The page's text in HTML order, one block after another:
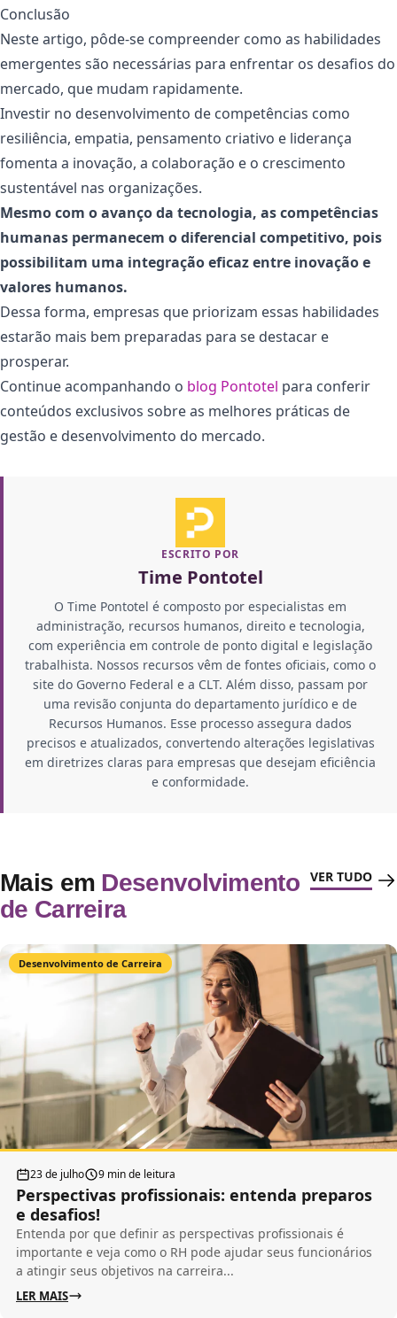
Conclusão
Neste artigo, pôde-se compreender como as habilidades
emergentes são necessárias para enfrentar os desafios do
mercado, que mudam rapidamente.
Investir no desenvolvimento de competências como
resiliência, empatia, pensamento criativo e liderança
fomenta a inovação, a colaboração e o crescimento
sustentável nas organizações.
Mesmo com o avanço da tecnologia, as competências
humanas permanecem o diferencial competitivo, pois
possibilitam uma integração eficaz entre inovação e
valores humanos.
Dessa forma, empresas que priorizam essas habilidades
estarão mais bem preparadas para se destacar e
prosperar.
Continue acompanhando o blog Pontotel para conferir
conteúdos exclusivos sobre as melhores práticas de
gestão e desenvolvimento do mercado.
ESCRITO POR
Time Pontotel
O Time Pontotel é composto por especialistas em
administração, recursos humanos, direito e tecnologia,
com experiência em controle de ponto digital e legislação
trabalhista. Nossos recursos vêm de fontes oficiais, como o
site do Governo Federal e a CLT. Além disso, passam por
uma revisão conjunta do departamento jurídico e de
Recursos Humanos. Esse processo assegura dados
precisos e atualizados, convertendo alterações legislativas
em diretrizes claras para empresas que desejam eficiência
e conformidade.
Mais em Desenvolvimento
de Carreira
VER TUDO
Desenvolvimento de Carreira
23 de julho 9 min de leitura
Perspectivas profissionais: entenda preparos
e desafios!
Entenda por que definir as perspectivas profissionais é
importante e veja como o RH pode ajudar seus funcionários
a atingir seus objetivos na carreira...
LER MAIS